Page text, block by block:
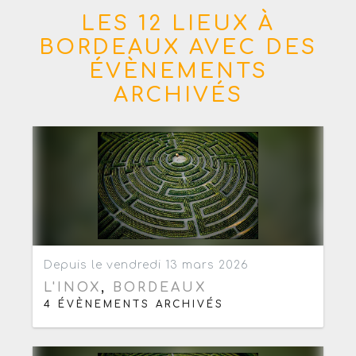
LES 12 LIEUX À
BORDEAUX AVEC DES
ÉVÈNEMENTS
ARCHIVÉS
Depuis le vendredi 13 mars 2026
L'INOX , BORDEAUX
4 ÉVÈNEMENTS ARCHIVÉS